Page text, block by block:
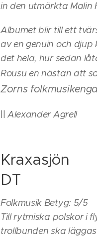
in den utmärkta Malin
Albumet blir till ett
av en genuin och
det hela, hur sedan
Rousu en nästan att
Zorns
||Alexander Agrell
Kraxasjön
DT
Folkmusik Betyg: 5/5
Till rytmiska polskor i
trollbunden ska